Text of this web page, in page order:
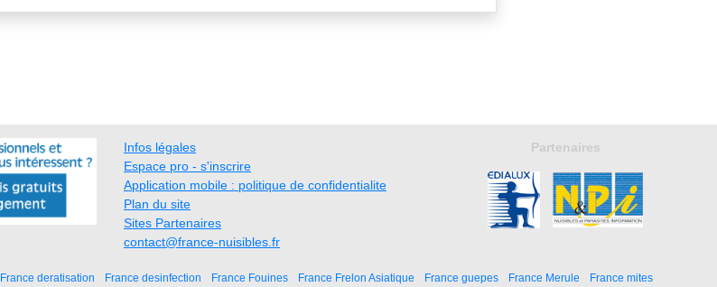
Infos légales
Espace pro - s'inscrire
Application mobile : politique de confidentialite
Plan du site
Sites Partenaires
contact@france-nuisibles.fr
Partenaires
France deratisation France desinfection France Fouines France Frelon Asiatique France guepes France Merule France mites